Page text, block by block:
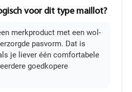
voor dit type maillot?
merkproduct met een wol-
pasvorm. Dat is
je liever één comfortabele
goedkopere